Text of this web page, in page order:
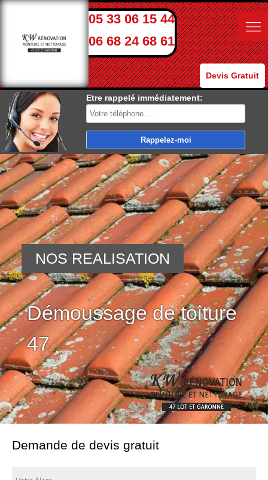
05 33 06 15 44
06 68 24 68 61
Devis Gratuit
Etre rappelé immédiatement:
Démoussage de toiture
47
NOS REALISATION
Demande de devis gratuit